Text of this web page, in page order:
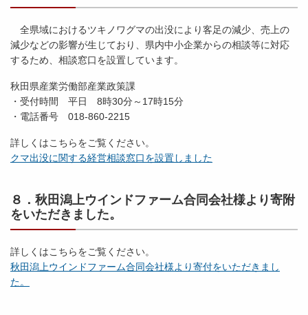
全県域におけるツキノワグマの出没により客足の減少、売上の
減少などの影響が生じており、県内中小企業からの相談等に対応
するため、相談窓口を設置しています。
秋田県産業労働部産業政策課
・受付時間 平日 8時30分～17時15分
・電話番号 018-860-2215
詳しくはこちらをご覧ください。
クマ出没に関する経営相談窓口を設置しました
８．秋田潟上ウインドファーム合同会社様より寄附
をいただきました。
詳しくはこちらをご覧ください。
秋田潟上ウインドファーム合同会社様より寄付をいただきまし
た。